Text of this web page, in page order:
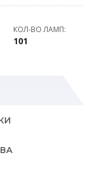
КОЛ-ВО ЛАМП:
101